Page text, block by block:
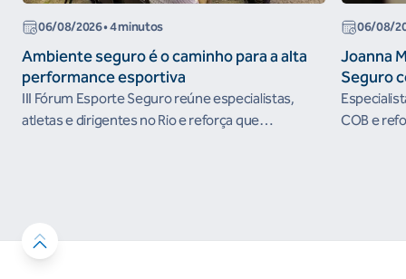
06/08/2026• 4 minutos
Ambiente seguro é o caminho para a alta
performance esportiva
III Fórum Esporte Seguro reúne especialistas,
atletas e dirigentes no Rio e reforça que
06/08/
Joanna
Seguro
COB e